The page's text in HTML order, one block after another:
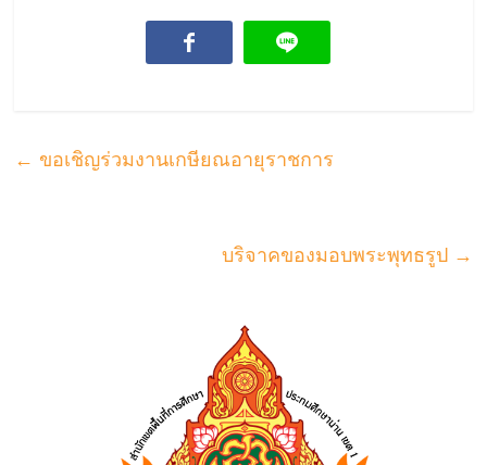
← ขอเชิญร่วมงานเกษียณอายุราชการ
บริจาคของมอบพระพุทธรูป →